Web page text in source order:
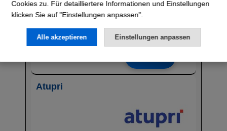
Ohne Unfalldeckung: 302.75
Atupri
Cookies zu. Für detailliertere Informationen und Einstellungen
klicken Sie auf "Einstellungen anpassen".
Alle akzeptieren Einstellungen anpassen